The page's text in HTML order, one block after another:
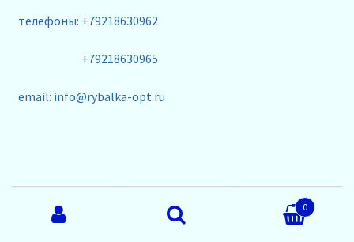
телефоны: +79218630962
+79218630965
email: info@rybalka-opt.ru
рыболовных снастей оптом. Вся представленная на
0